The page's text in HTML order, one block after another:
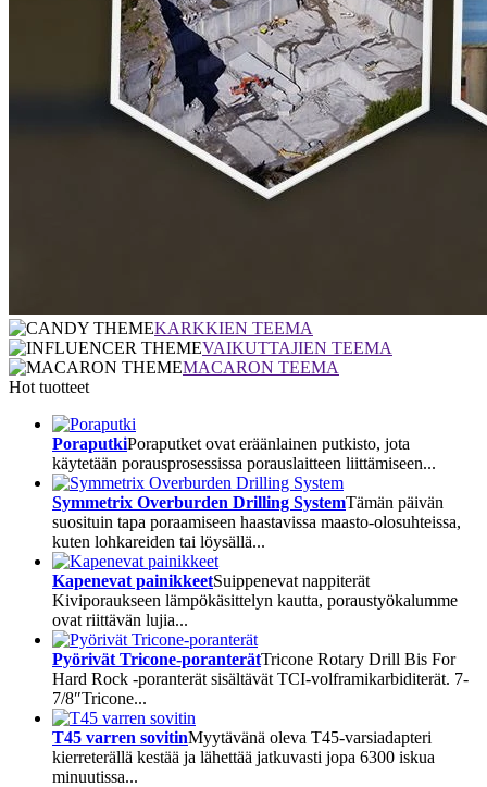
KARKKIEN TEEMA
VAIKUTTAJIEN TEEMA
MACARON TEEMA
Hot tuotteet
PoraputkiPoraputket ovat eräänlainen putkisto, jota
käytetään porausprosessissa porauslaitteen liittämiseen...
Symmetrix Overburden Drilling System​Tämän päivän
suosituin tapa poraamiseen haastavissa maasto-olosuhteissa,
kuten lohkareiden tai löysällä...
Kapenevat painikkeetSuippenevat nappiterät
Kiviporaukseen lämpökäsittelyn kautta, poraustyökalumme
ovat riittävän lujia...
Pyörivät Tricone-poranterätTricone Rotary Drill Bis For
Hard Rock -poranterät sisältävät TCI-volframikarbiditerät. 7-
7/8″Tricone...
T45 varren sovitinMyytävänä oleva T45-varsiadapteri
kierreterällä kestää ja lähettää jatkuvasti jopa 6300 iskua
minuutissa...